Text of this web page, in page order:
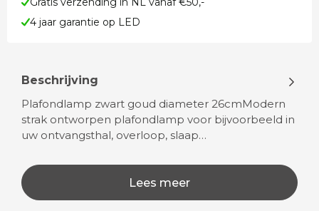
4 jaar garantie op LED
Beschrijving
Plafondlamp zwart goud diameter 26cmModern
strak ontworpen plafondlamp voor bijvoorbeeld in
uw ontvangsthal, overloop, slaap…
Lees meer